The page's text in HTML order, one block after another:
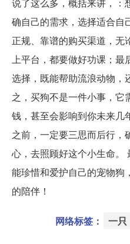
确自己的需求，选择适合自
正规、靠谱的购买渠道，无
上平台，都要做好功课；最
选择，既能帮助流浪动物，
之，买狗不是一件小事，它
钱，甚至会影响到你未来几
之前，一定要三思而后行，
心，去照顾好这个小生命。
能珍惜和爱护自己的宠物狗
的陪伴！
网络标签： 一只